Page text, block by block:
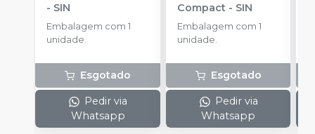
- SIN
Embalagem com 1
unidade.
Esgotado
Pedir via
Whatsapp
Compact- SIN
Embalagem com 1
unidade.
Esgotado
Pedir via
Whatsapp